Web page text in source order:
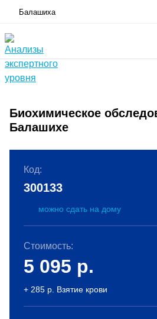
Балашиха
Биохимическое
Балашихе
Код:
300133
можно сдать на дому
Стоимость:
5 095 р.
+ 285 р. Взятие крови